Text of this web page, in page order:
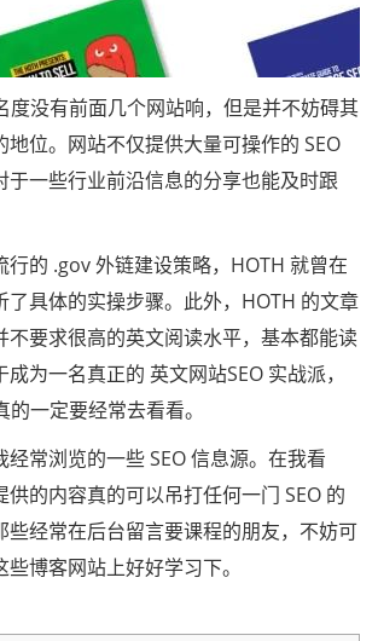
没有前面几个网站响，但是并不妨碍其
地位。网站不仅提供大量可操作的 SEO
于一些行业前沿信息的分享也能及时跟
的 .gov 外链建设策略，HOTH 就曾在
了具体的实操步骤。此外，HOTH 的文章
不要求很高的英文阅读水平，基本都能读
为一名真正的 英文网站SEO 实战派，
一定要经常去看看。
常浏览的一些 SEO 信息源。在我看
供的内容真的可以吊打任何一门 SEO 的
些经常在后台留言要课程的朋友，不妨可
博客网站上好好学习下。